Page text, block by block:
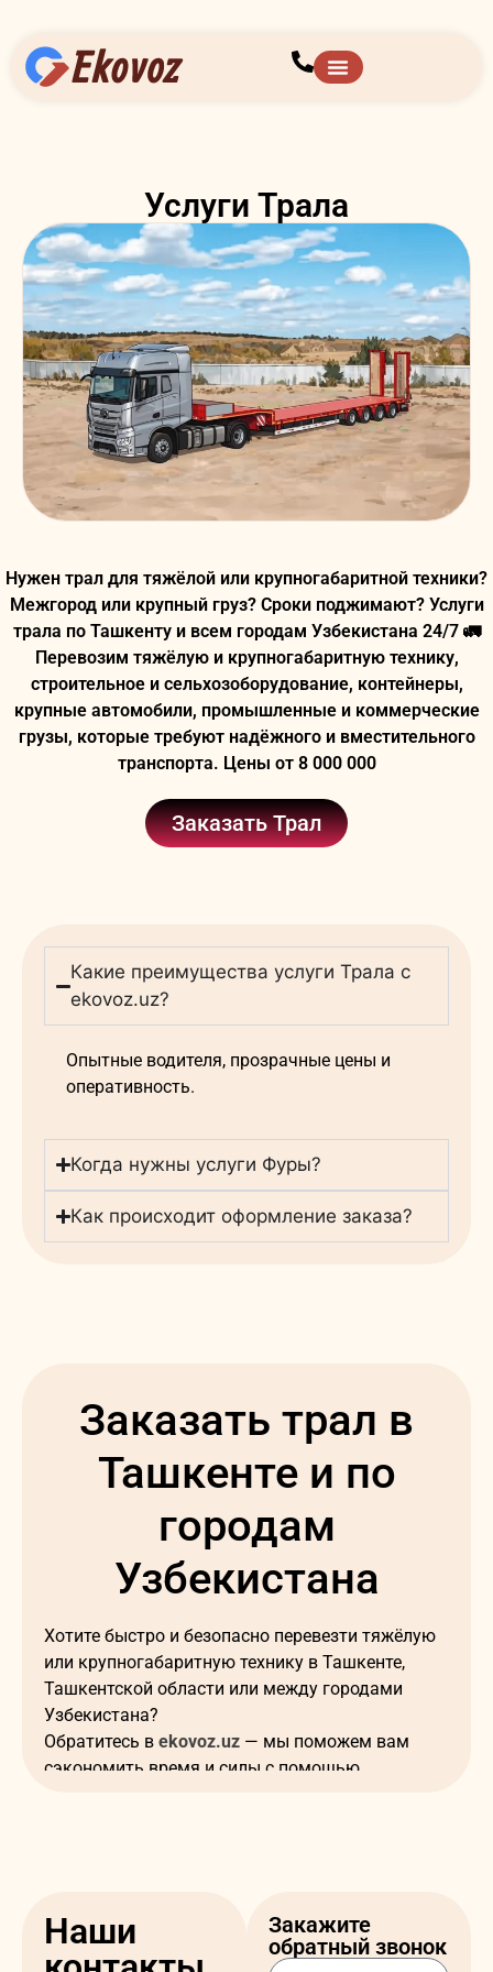
Услуги Трала
Нужен трал для тяжёлой или крупногабаритной техники?
Межгород или крупный груз? Сроки поджимают? Услуги
трала по Ташкенту и всем городам Узбекистана 24/7 🚛
Перевозим тяжёлую и крупногабаритную технику,
строительное и сельхозоборудование, контейнеры,
крупные автомобили, промышленные и коммерческие
грузы, которые требуют надёжного и вместительного
транспорта. Цены от 8 000 000
Заказать Трал
Какие преимущества услуги Трала с
ekovoz.uz?
Опытные водителя, прозрачные цены и
оперативность.
Когда нужны услуги Фуры?
Как происходит оформление заказа?
Заказать трал в
Ташкенте и по
городам
Узбекистана
Хотите быстро и безопасно перевезти тяжёлую
или крупногабаритную технику в Ташкенте,
Ташкентской области или между городами
Узбекистана?
Обратитесь в ekovoz.uz — мы поможем вам
сэкономить время и силы с помощью
Узбекистана.
Наши
Закажите
обратный звонок